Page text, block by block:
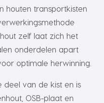
houten transportkisten
zelf laat zich het
onderdelen apart
optimale herwinning.
van de kist en is
OSB-plaat en